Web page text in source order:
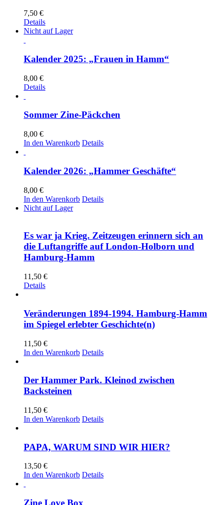
7,50 €
Details
Nicht auf Lager
Kalender 2025: „Frauen in Hamm“
8,00 €
Details
Sommer Zine-Päckchen
8,00 €
In den Warenkorb Details
Kalender 2026: „Hammer Geschäfte“
8,00 €
In den Warenkorb Details
Nicht auf Lager
Es war ja Krieg. Zeitzeugen erinnern sich an
die Luftangriffe auf London-Holborn und
Hamburg-Hamm
11,50 €
Details
Veränderungen 1894-1994. Hamburg-Hamm
im Spiegel erlebter Geschichte(n)
11,50 €
In den Warenkorb Details
Der Hammer Park. Kleinod zwischen
Backsteinen
11,50 €
In den Warenkorb Details
PAPA, WARUM SIND WIR HIER?
13,50 €
In den Warenkorb Details
Zine Love Box